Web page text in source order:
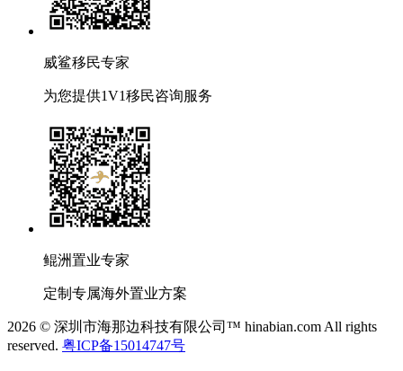
威鲨移民专家
为您提供1V1移民咨询服务
鲲洲置业专家
定制专属海外置业方案
2026 © 深圳市海那边科技有限公司™ hinabian.com All rights
reserved. 粤ICP备15014747号